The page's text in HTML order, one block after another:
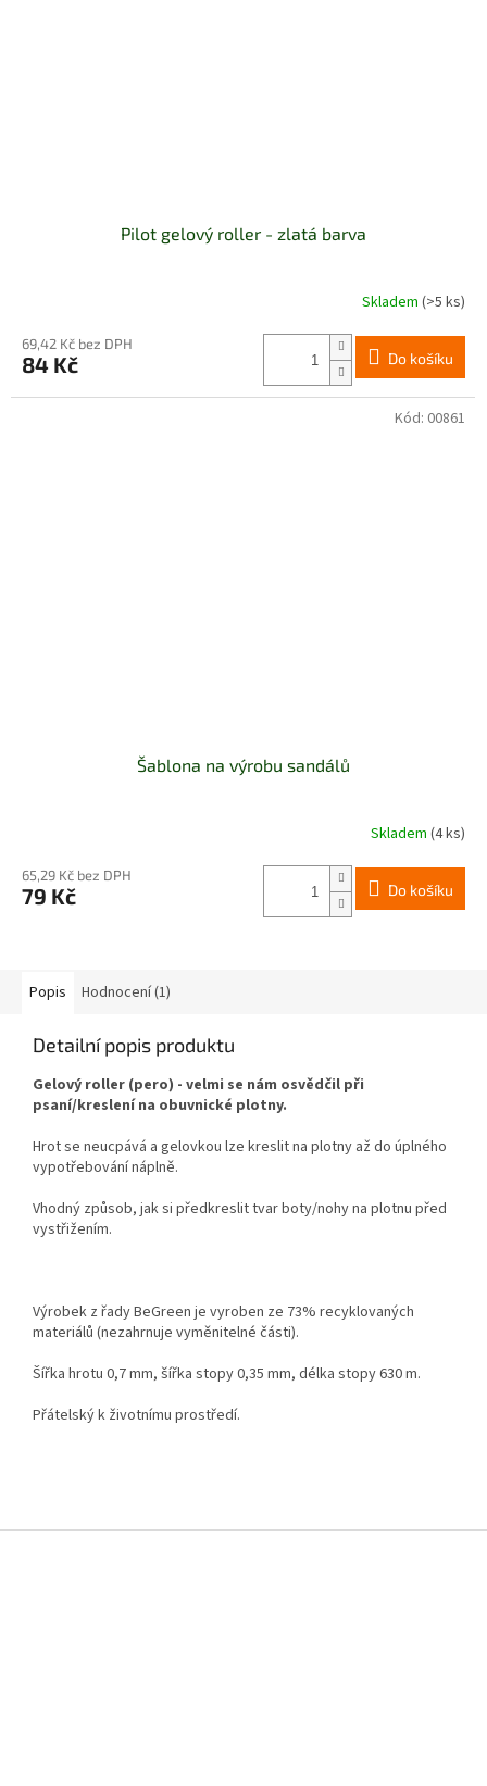
Pilot gelový roller - zlatá barva
Skladem (>5 ks)
69,42 Kč bez DPH
84 Kč Do košíku
Šablona na výrobu sandálů
produktu
je
hvězdiček.
Skladem(4 ks)
65,29 Kč bez DPH
79 Kč Do košíku
Kód: 00861
Popis Hodnocení (1)
Detailní popis produktu
Gelový roller (pero) - velmi se nám osvědčil při
psaní/kreslení na obuvnické plotny.
Hrot se neucpává a gelovkou lze kreslit na plotny až do úplného
vypotřebování náplně.
Vhodný způsob, jak si předkreslit tvar boty/nohy na plotnu před
vystřižením.
Výrobek z řady BeGreen je vyroben ze 73% recyklovaných
materiálů (nezahrnuje vyměnitelné části).
Šířka hrotu 0,7 mm, šířka stopy 0,35 mm, délka stopy 630 m.
Přátelský k životnímu prostředí.